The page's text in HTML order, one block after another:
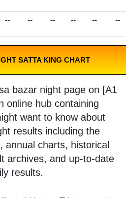
-- -- -- -- -- --
SATTA KING CHART
bazar night page on [A1
online hub containing
want to know about
results including the
annual charts, historical
archives, and up-to-date
results.